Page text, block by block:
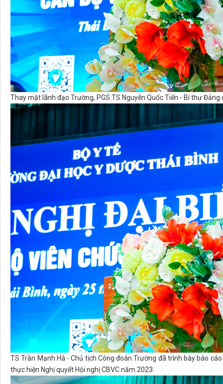
Thay mặt lãnh đạo Trường, PGS.TS Nguyễn Quốc Tiến - Bí thư
TS Trần Mạnh Hà - Chủ tịch Công đoàn Trường đã trình bày báo
thực hiện Nghị quyết Hội nghị CBVC năm 2023.